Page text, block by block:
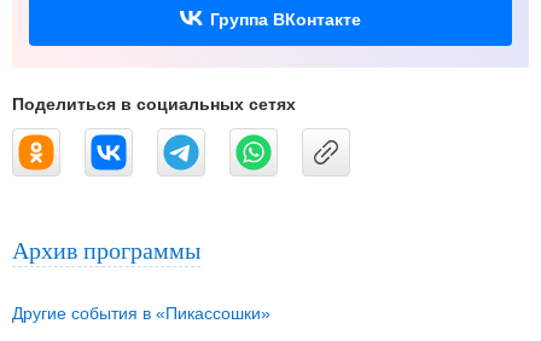
Группа ВКонтакте
Поделиться в социальных сетях
Архив программы
Другие события в «Пикассошки»